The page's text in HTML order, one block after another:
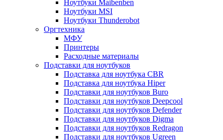
Ноутбуки Maibenben
Ноутбуки MSI
Ноутбуки Thunderobot
Оргтехника
МФУ
Принтеры
Расходные материалы
Подставки для ноутбуков
Подставка для ноутбука CBR
Подставка для ноутбука Hiper
Подставки для ноутбуков Buro
Подставки для ноутбуков Deepcool
Подставки для ноутбуков Defender
Подставки для ноутбуков Digma
Подставки для ноутбуков Redragon
Подставки для ноутбуков Ugreen